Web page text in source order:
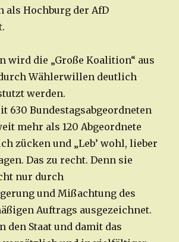
als Hochburg der AfD
wird die „Große Koalition“ aus
durch Wählerwillen deutlich
werden.
630 Bundestagsabgeordneten
mehr als 120 Abgeordnete
zücken und „Leb’ wohl, lieber
Das zu recht. Denn sie
nur durch
und Mißachtung des
Auftrags ausgezeichnet.
den Staat und damit das